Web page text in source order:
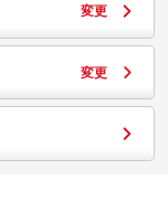
変更
変更